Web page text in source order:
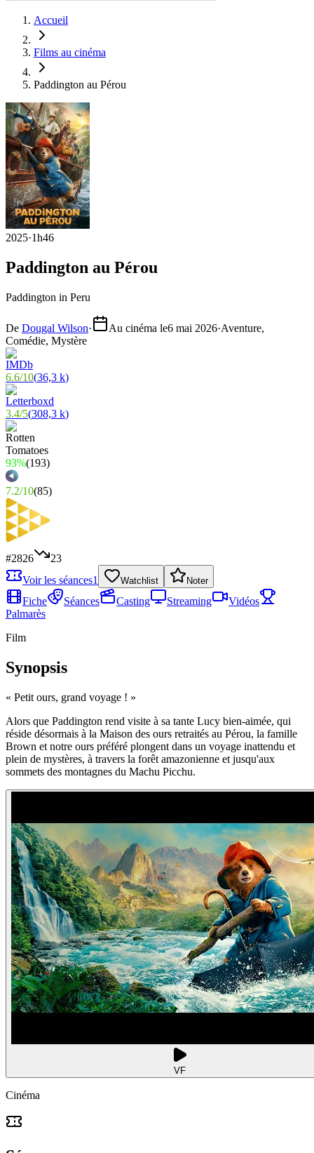
Accueil
Films au cinéma
Paddington au Pérou
2025·1h46
Paddington au Pérou
Paddington in Peru
De Dougal Wilson· Au cinéma le6 mai 2026·Aventure,
Comédie, Mystère
6.6/10(36,3 k)
3.4/5(308,3 k)
93%(193)
7.2/10(85)
#2826
23
Voir les séances1 Watchlist Noter
Fiche Séances Casting Streaming
Vidéos
Palmarès
Film
Synopsis
« Petit ours, grand voyage ! »
Alors que Paddington rend visite à sa tante Lucy bien-aimée, qui
réside désormais à la Maison des ours retraités au Pérou, la famille
Brown et notre ours préféré plongent dans un voyage inattendu et
plein de mystères, à travers la forêt amazonienne et jusqu'aux
sommets des montagnes du Machu Picchu.
VF
Cinéma